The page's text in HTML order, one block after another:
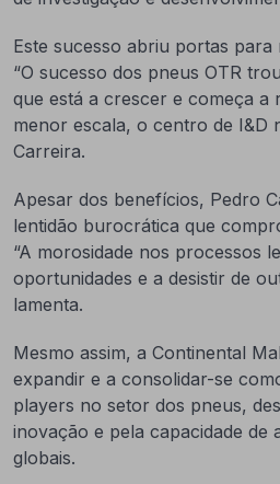
Este sucesso abriu portas para
“O sucesso dos pneus OTR
que está a crescer e começa a
menor escala, o centro de I&D
Carreira.
Apesar dos benefícios, Pedro
lentidão burocrática que
“A morosidade nos processos
oportunidades e a desistir de
lamenta.
Mesmo assim, a Continental
expandir e a consolidar-se
players no setor dos pneus,
inovação e pela capacidade de
globais.